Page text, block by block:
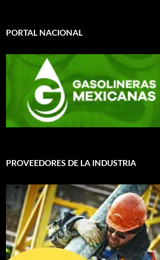
PORTAL NACIONAL
PROVEEDORES DE LA INDUSTRIA